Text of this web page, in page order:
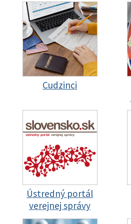
Cudzinci
Ústredný portál
verejnej správy